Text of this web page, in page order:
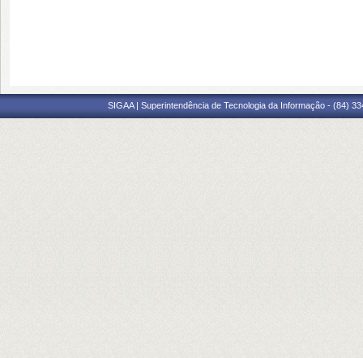
SIGAA | Superintendência de Tecnologia da Informação - (84)